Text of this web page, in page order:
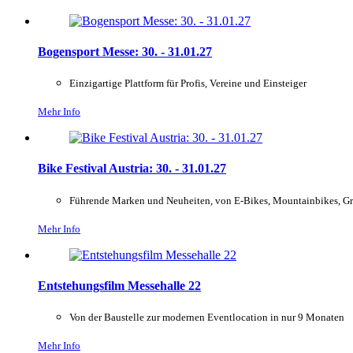
Bogensport Messe: 30. - 31.01.27
Einzigartige Plattform für Profis, Vereine und Einsteiger
Mehr Info
Bike Festival Austria: 30. - 31.01.27
Führende Marken und Neuheiten, von E-Bikes, Mountainbikes,
Mehr Info
Entstehungsfilm Messehalle 22
Von der Baustelle zur modernen Eventlocation in nur 9 Monaten
Mehr Info